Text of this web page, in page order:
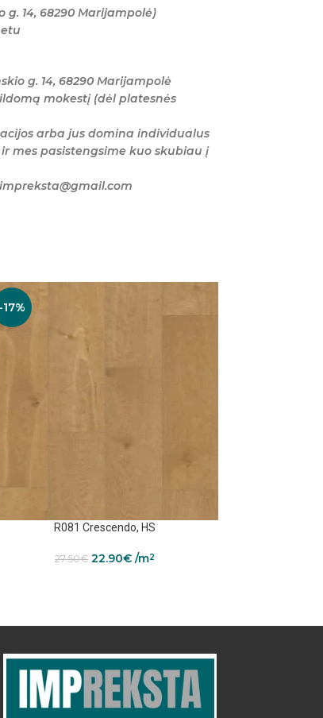
14, 68290 Marijampolė)
g. 14, 68290 Marijampolė
mokestį (dėl platesnės
arba jus domina individualus
mes pasistengsime kuo skubiau į
-17%
R081 Crescendo, HS
27.50€ 22.90€ /m2